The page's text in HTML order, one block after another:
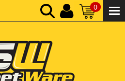
0
ΚΑΘΑΡΌ ΣΎΝΟΛΟ:
ΤΕΛΙΚΌ ΣΎΝΟΛΟ:0,00 €